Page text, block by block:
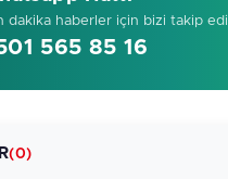
dakika haberler için bizi takip
565 85 16
(0)